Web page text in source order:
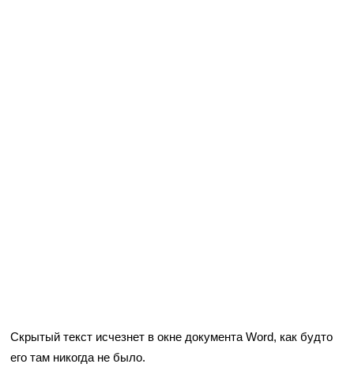
Скрытый текст исчезнет в окне документа Word, как будто
его там никогда не было.